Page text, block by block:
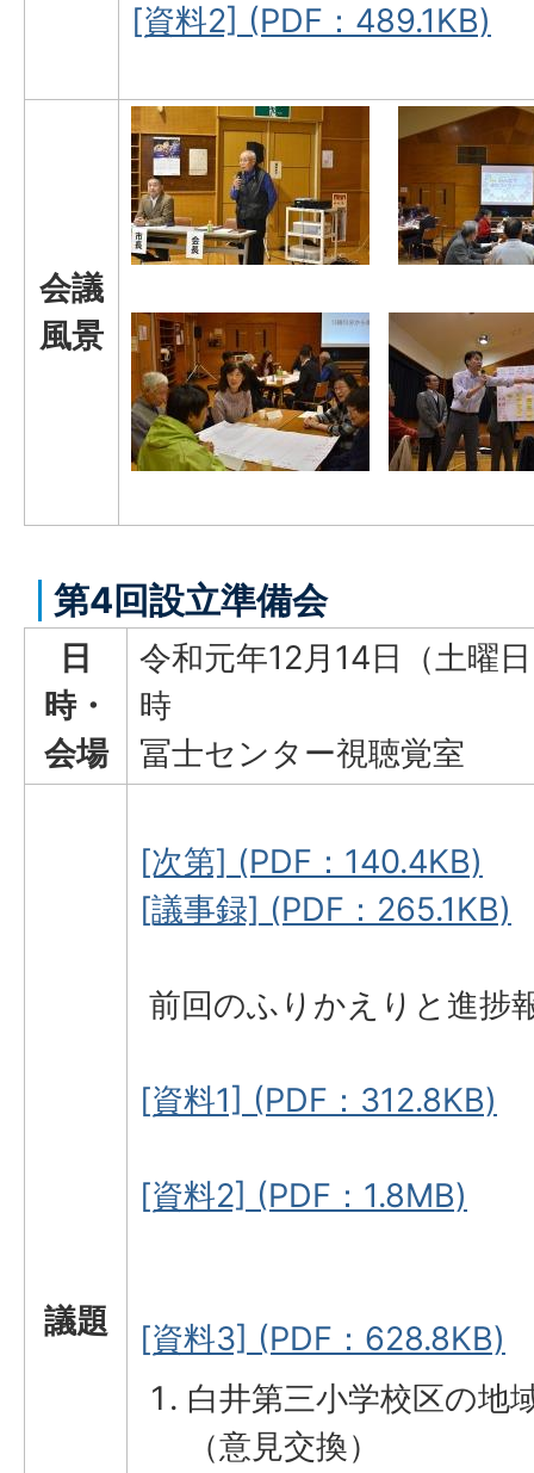
[資料2] (PDF：489.1KB)
会議
風景
第4回設立準備会
日
時・
会場
令和元年12月14日（土曜
時
冨士センター視聴覚室
議題
[次第] (PDF：140.4KB)
[議事録] (PDF：265.1KB)
前回のふりかえりと進捗
[資料1] (PDF：312.8KB)
[資料2] (PDF：1.8MB)
[資料3] (PDF：628.8KB)
白井第三小学校区の地
（意見交換）